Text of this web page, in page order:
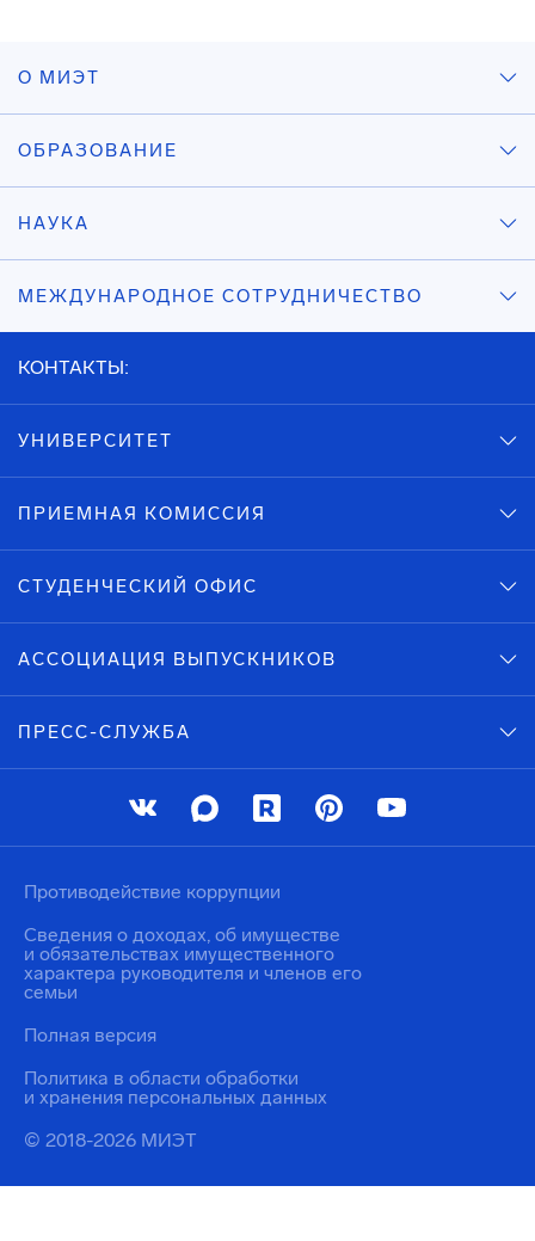
О МИЭТ
ОБРАЗОВАНИЕ
НАУКА
МЕЖДУНАРОДНОЕ СОТРУДНИЧЕСТВО
КОНТАКТЫ:
УНИВЕРСИТЕТ
ПРИЕМНАЯ КОМИССИЯ
СТУДЕНЧЕСКИЙ ОФИС
АССОЦИАЦИЯ ВЫПУСКНИКОВ
ПРЕСС-СЛУЖБА
© 2018-2026 МИЭТ
Политика в области обработки
и хранения персональных данных
Противодействие коррупции
Сведения о доходах, об имуществе
и обязательствах имущественного
характера руководителя и членов его
семьи
Полная версия